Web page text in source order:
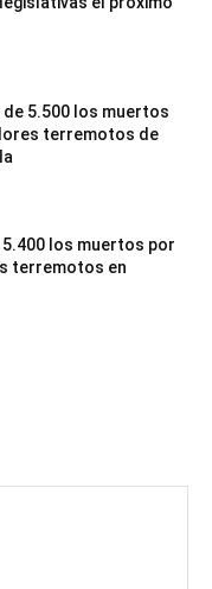
de 5.500 los muertos
terremotos de
los muertos por
terremotos en